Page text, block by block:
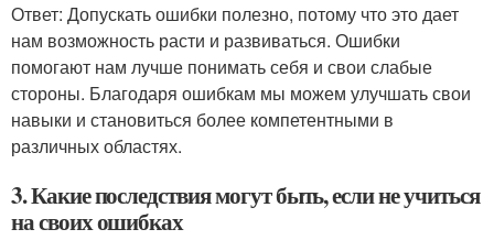
Ответ: Допускать ошибки полезно, потому что это дает
нам возможность расти и развиваться. Ошибки
помогают нам лучше понимать себя и свои слабые
стороны. Благодаря ошибкам мы можем улучшать свои
навыки и становиться более компетентными в
различных областях.
3. Какие последствия могут быть, если не учиться
на своих ошибках